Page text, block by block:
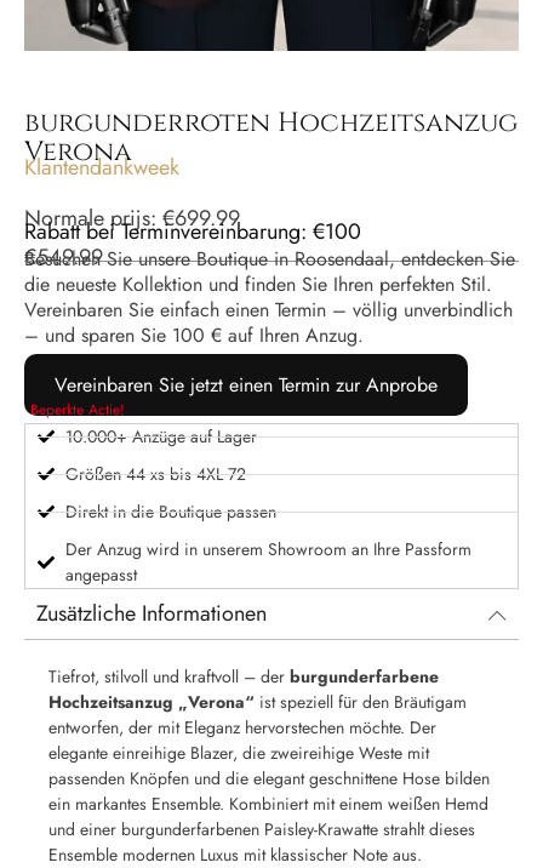
burgunderroten Hochzeitsanzug
Verona
Klantendankweek
Normale prijs: €699.99
Rabatt bei Terminvereinbarung: €100
€549.99
Besuchen Sie unsere Boutique in Roosendaal, entdecken Sie
die neueste Kollektion und finden Sie Ihren perfekten Stil.
Vereinbaren Sie einfach einen Termin – völlig unverbindlich
– und sparen Sie 100 € auf Ihren Anzug.
Vereinbaren Sie jetzt einen Termin zur Anprobe
Beperkte Actie!
10.000+ Anzüge auf Lager
Größen 44 xs bis 4XL 72
Direkt in die Boutique passen
Der Anzug wird in unserem Showroom an Ihre Passform
angepasst
Zusätzliche Informationen
Tiefrot, stilvoll und kraftvoll – der burgunderfarbene
Hochzeitsanzug „Verona“ ist speziell für den Bräutigam
entworfen, der mit Eleganz hervorstechen möchte. Der
elegante einreihige Blazer, die zweireihige Weste mit
passenden Knöpfen und die elegant geschnittene Hose bilden
ein markantes Ensemble. Kombiniert mit einem weißen Hemd
und einer burgunderfarbenen Paisley-Krawatte strahlt dieses
Ensemble modernen Luxus mit klassischer Note aus.